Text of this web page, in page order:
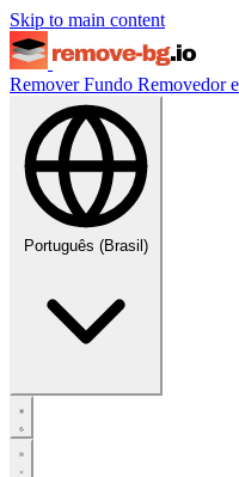
Skip to main content
Remover Fundo Removedor
Português (Brasil)